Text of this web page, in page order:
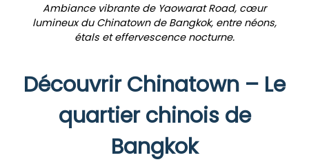
Ambiance vibrante de Yaowarat Road, cœur
lumineux du Chinatown de Bangkok, entre néons,
étals et effervescence nocturne.
Découvrir Chinatown – Le
quartier chinois de
Bangkok